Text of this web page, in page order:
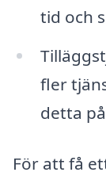
tid och
fler
detta
För att få